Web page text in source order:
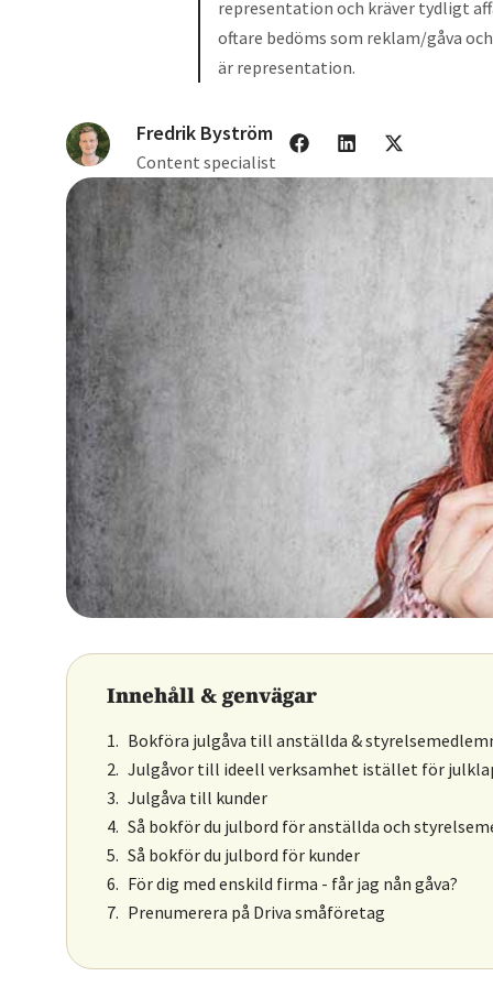
representation och kräver tydligt
oftare bedöms som reklam/gåva
är representation.
Fredrik Byström
Content specialist
Innehåll & genvägar
Bokföra julgåva till anställda &
Julgåvor till ideell verksamhet istället för
Julgåva till kunder
Så bokför du julbord för anställda och
Så bokför du julbord för kunder
För dig med enskild firma - får jag nån gåva?
Prenumerera på Driva småföretag